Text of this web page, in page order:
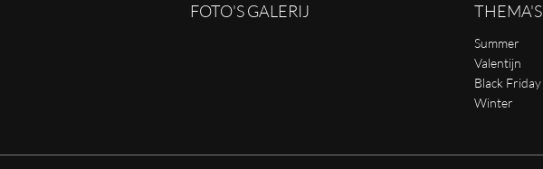
FOTO'S GALERIJ THEMA'S
Summer
Valentijn
Black Friday
Winter